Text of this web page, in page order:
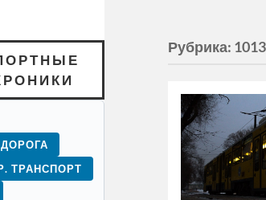
ТРАНСПОРТ
Рубрика: 1013